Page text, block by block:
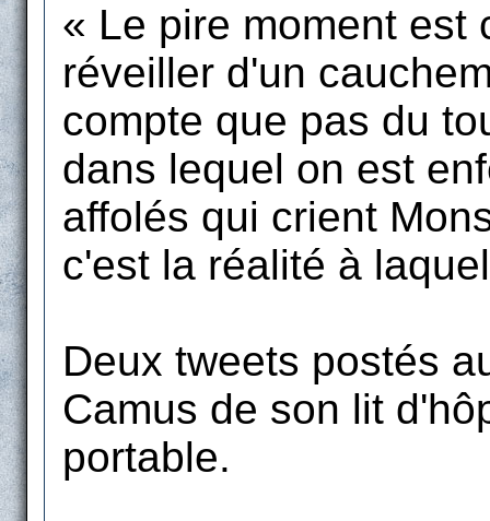
« Le pire moment est
réveiller d'un
compte que pas du
dans lequel on est
affolés qui crient
c'est la réalité à
Deux tweets postés
Camus de son lit
portable.